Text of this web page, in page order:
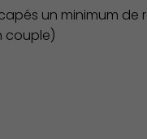
un minimum de
couple)